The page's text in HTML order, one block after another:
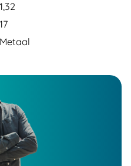
1,32
17
Metaal